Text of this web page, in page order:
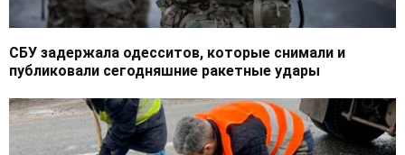
СБУ задержала одесситов, которые снимали и
публиковали сегодняшние ракетные удары